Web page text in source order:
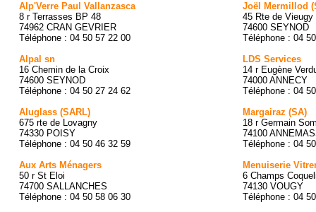
Alp'Verre Paul Vallanzasca
8 r Terrasses BP 48
74962 CRAN GEVRIER
Téléphone : 04 50 57 22 00
Alpal sn
16 Chemin de la Croix
74600 SEYNOD
Téléphone : 04 50 27 24 62
Aluglass (SARL)
675 rte de Lovagny
74330 POISY
Téléphone : 04 50 46 32 59
Aux Arts Ménagers
50 r St Eloi
74700 SALLANCHES
Téléphone : 04 50 58 06 30
Joël Mermillod
45 Rte de Vieugy
74600 SEYNOD
Téléphone : 04
LDS Services
14 r Eugène
74000 ANNECY
Téléphone : 04
Margairaz (SA)
18 r Germain
74100
Téléphone : 04
Menuiserie
6 Champs
74130 VOUGY
Téléphone : 04